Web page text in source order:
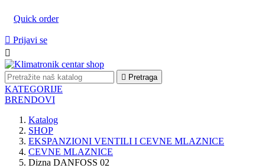
Quick order
 Prijavi se

 Pretraga
KATEGORIJE
BRENDOVI
Katalog
SHOP
EKSPANZIONI VENTILI I CEVNE MLAZNICE
CEVNE MLAZNICE
Dizna DANFOSS 02